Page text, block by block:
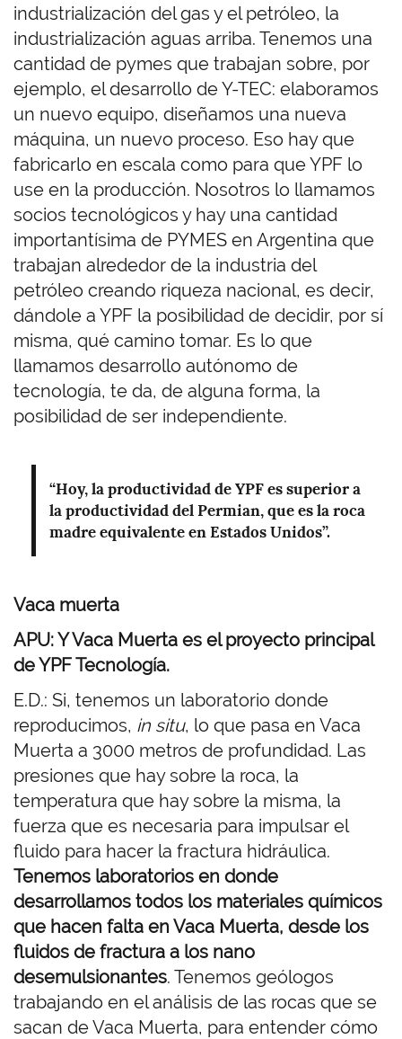
industrialización del gas y el petróleo, la
industrialización aguas arriba. Tenemos una
cantidad de pymes que trabajan sobre, por
ejemplo, el desarrollo de Y-TEC: elaboramos
un nuevo equipo, diseñamos una nueva
máquina, un nuevo proceso. Eso hay que
fabricarlo en escala como para que YPF lo
use en la producción. Nosotros lo llamamos
socios tecnológicos y hay una cantidad
importantísima de PYMES en Argentina que
trabajan alrededor de la industria del
petróleo creando riqueza nacional, es decir,
dándole a YPF la posibilidad de decidir, por sí
misma, qué camino tomar. Es lo que
llamamos desarrollo autónomo de
tecnología, te da, de alguna forma, la
posibilidad de ser independiente.
“Hoy, la productividad de YPF es superior a
la productividad del Permian, que es la roca
madre equivalente en Estados Unidos”.
Vaca muerta
APU: Y Vaca Muerta es el proyecto principal
de YPF Tecnología.
E.D.: Si, tenemos un laboratorio donde
reproducimos, in situ, lo que pasa en Vaca
Muerta a 3000 metros de profundidad. Las
presiones que hay sobre la roca, la
temperatura que hay sobre la misma, la
fuerza que es necesaria para impulsar el
fluido para hacer la fractura hidráulica.
Tenemos laboratorios en donde
desarrollamos todos los materiales químicos
que hacen falta en Vaca Muerta, desde los
fluidos de fractura a los nano
desemulsionantes. Tenemos geólogos
trabajando en el análisis de las rocas que se
sacan de Vaca Muerta, para entender cómo